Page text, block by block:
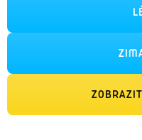
ZOBRAZIT